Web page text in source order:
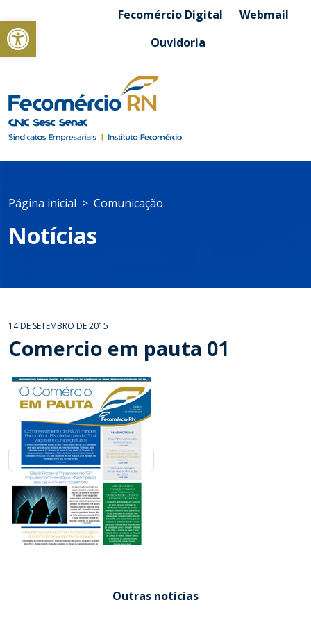
Abrir a barra de ferramentasFecomércio Digital
Webmail
Ouvidoria
Página inicial Comunicação
Notícias
14 DE SETEMBRO DE 2015
Comercio em pauta 01
Outras notícias